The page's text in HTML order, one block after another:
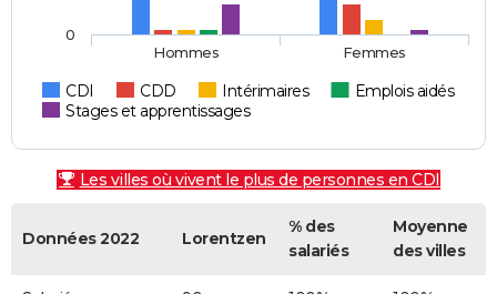
CDI CDD Intérimaires
Emplois aidés
Stages et apprentissages
Hommes Femmes
0
Les villes où vivent le plus de personnes en CDI
Données 2022 Lorentzen
% des
salariés
Moyenne
des villes